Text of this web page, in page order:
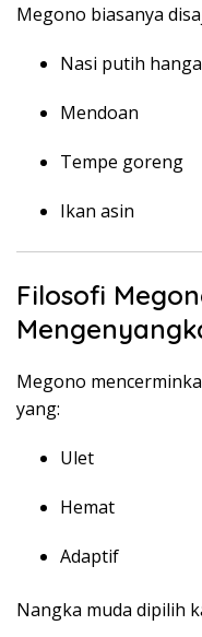
Megono biasanya
Nasi putih
Mendoan
Tempe goreng
Ikan asin
Filosofi
Megono
yang:
Ulet
Hemat
Adaptif
Nangka muda dipilih